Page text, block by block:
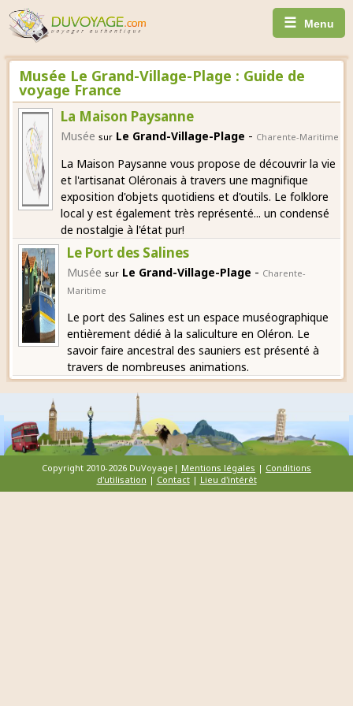
☰ Menu
Musée Le Grand-Village-Plage : Guide de
voyage France
La Maison Paysanne
Musée sur Le Grand-Village-Plage - Charente-Maritime
La Maison Paysanne vous propose de découvrir la vie
et l'artisanat Oléronais à travers une magnifique
exposition d'objets quotidiens et d'outils. Le folklore
local y est également très représenté... un condensé
de nostalgie à l'état pur!
Le Port des Salines
Musée sur Le Grand-Village-Plage - Charente-
Maritime
Le port des Salines est un espace muséographique
entièrement dédié à la saliculture en Oléron. Le
savoir faire ancestral des sauniers est présenté à
travers de nombreuses animations.
Copyright 2010-2026 DuVoyage| Mentions légales | Conditions
d'utilisation | Contact| Lieu d'intérêt